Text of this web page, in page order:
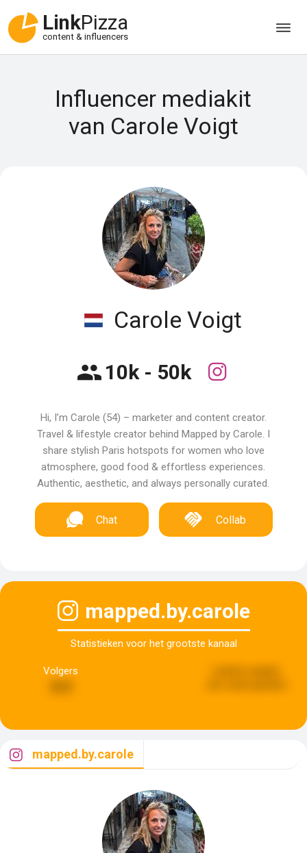
LinkPizza
content & influencers
Influencer mediakit
van Carole Voigt
Carole Voigt
10k - 50k
Hi, I’m Carole (54) – marketer and content creator.
Travel & lifestyle creator behind Mapped by Carole. I
share stylish Paris hotspots for women who love
atmosphere, good food & effortless experiences.
Authentic, aesthetic, and always personally curated.
Chat Collab
mapped.by.carole
Statistieken voor het grootste kanaal
Volgers
mapped.by.carole